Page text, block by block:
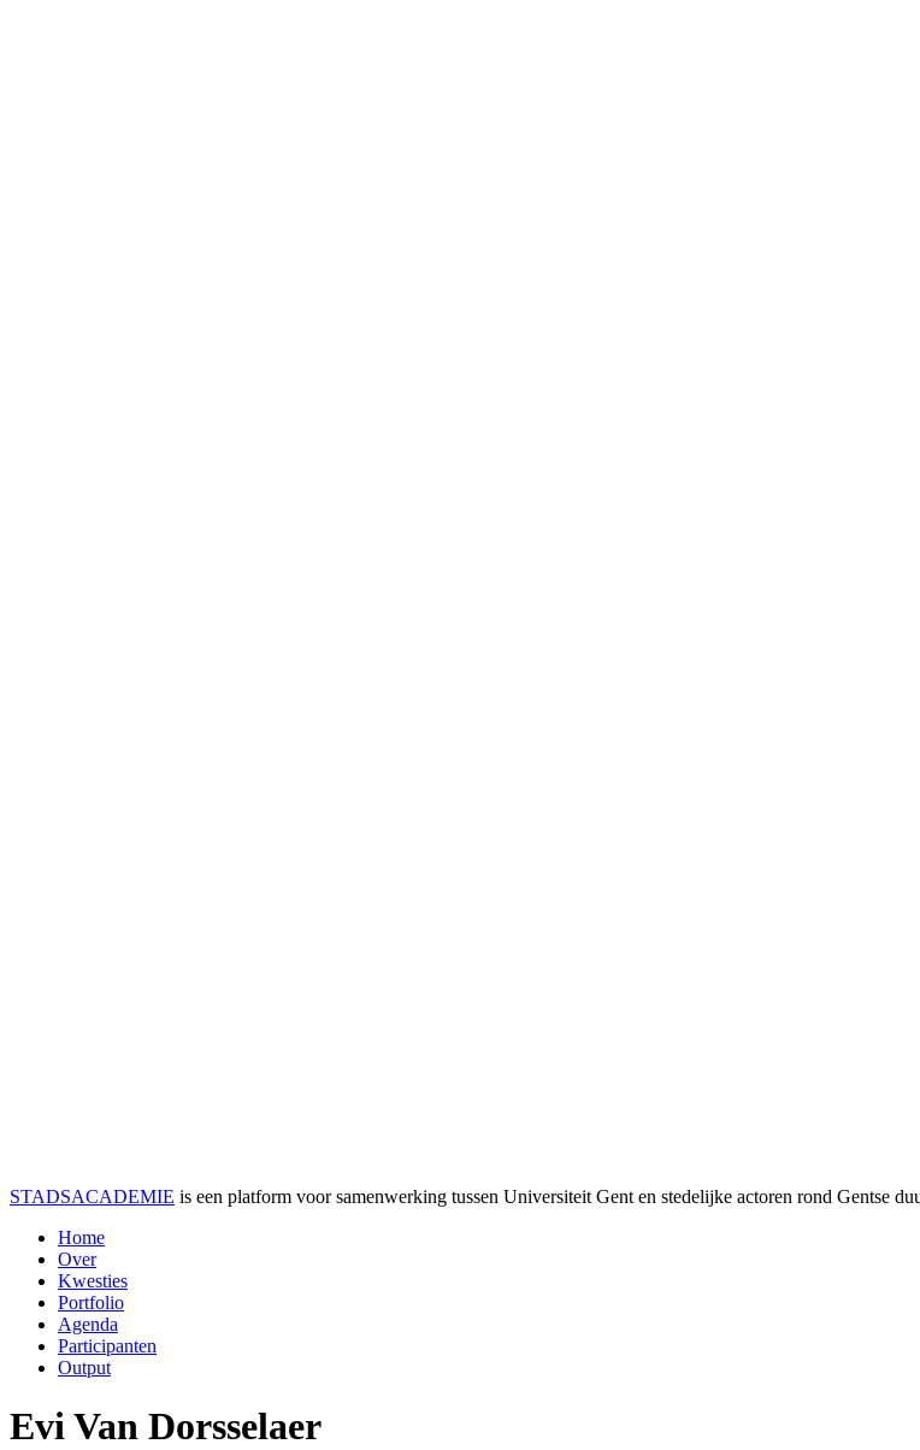
STADSACADEMIE is een platform voor samenwerking tussen Universiteit Gent en stedelijke actoren rond Gentse
Home
Over
Kwesties
Portfolio
Agenda
Participanten
Output
Evi Van Dorsselaer